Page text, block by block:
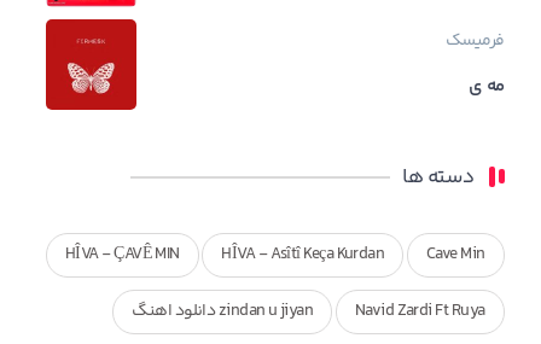
فرمیسک
مه ی
دسته ها
Cave Min
HÎVA - Asîtî Keça Kurdan
HÎVA - ÇAVÊ MIN
Navid Zardi Ft Ruya zindan u jiyan دانلود اهنگ